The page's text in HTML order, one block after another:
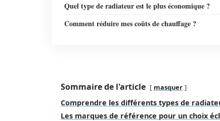
Quel type de radiateur est le plus économique ?
Comment réduire mes coûts de chauffage ?
Sommaire de l'article masquer
Comprendre les différents types de
Les marques de référence pour un choix